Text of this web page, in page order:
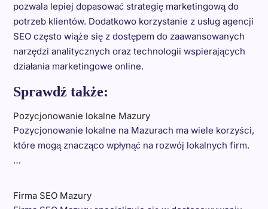
pozwala lepiej dopasować strategię marketingową do
potrzeb klientów. Dodatkowo korzystanie z usług agencji
SEO często wiąże się z dostępem do zaawansowanych
narzędzi analitycznych oraz technologii wspierających
działania marketingowe online.
Sprawdź także:
Pozycjonowanie lokalne Mazury
Pozycjonowanie lokalne na Mazurach ma wiele korzyści,
które mogą znacząco wpłynąć na rozwój lokalnych firm.
…
Firma SEO Mazury